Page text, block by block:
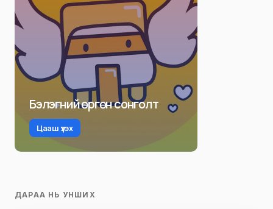
Бэлэгний өргөн сонголт
Цааш үзэх
ДАРАА НЬ УНШИХ